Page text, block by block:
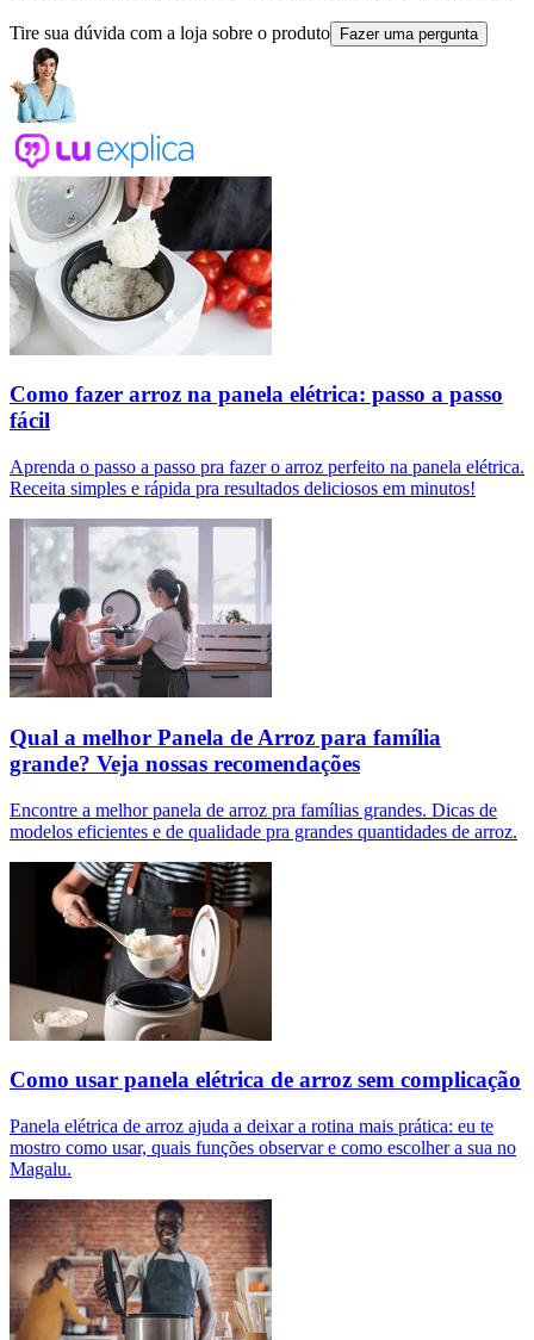
Tire sua dúvida com a loja sobre o produto Fazer uma pergunta
Como fazer arroz na panela elétrica: passo a passo
fácil
Aprenda o passo a passo pra fazer o arroz perfeito na panela elétrica.
Receita simples e rápida pra resultados deliciosos em minutos!
Qual a melhor Panela de Arroz para família
grande? Veja nossas recomendações
Encontre a melhor panela de arroz pra famílias grandes. Dicas de
modelos eficientes e de qualidade pra grandes quantidades de arroz.
Como usar panela elétrica de arroz sem complicação
Panela elétrica de arroz ajuda a deixar a rotina mais prática: eu te
mostro como usar, quais funções observar e como escolher a sua no
Magalu.